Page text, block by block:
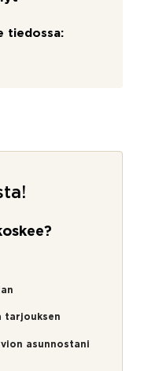
tiedossa:
tarjouksen
asunnostani